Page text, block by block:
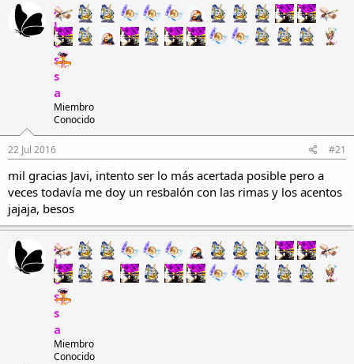
A
l
e
s
s
a
Miembro
Conocido
22 Jul 2016 #21
mil gracias Javi, intento ser lo más acertada posible pero a
veces todavía me doy un resbalón con las rimas y los acentos
jajaja, besos
A
l
e
s
s
a
Miembro
Conocido